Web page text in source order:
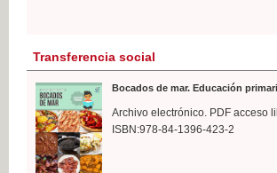
Transferencia social
Bocados de mar. Educación
Archivo electrónico. PDF acceso
ISBN:978-84-1396-423-2